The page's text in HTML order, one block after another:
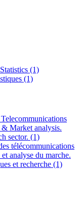
(1)
(1)
Market analysis.
sector. (1)
télécommunications
analyse du marche.
et recherche (1)